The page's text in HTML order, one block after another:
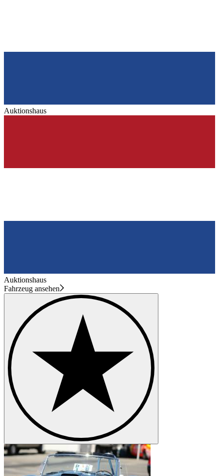
Auktionshaus
Auktionshaus
Fahrzeug ansehen